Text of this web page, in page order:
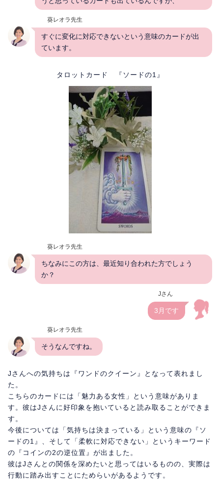
葵レオラ先生
すぐに変化に対応できないという意味のカードが出
ています。
タロットカード 『ソードの1』
葵レオラ先生
ちなみにこの方は、最近知り合われた方でしょう
か？
Jさん
3月です
葵レオラ先生
そうなんですね。
Jさんへの気持ちは『ワンドのクイーン』となって表れまし
た。
こちらのカードには「魅力ある女性」という意味がありま
す。彼はJさんに好印象を抱いていると読み取ることができま
す。
今後については「気持ちは決まっている」という意味の『ソ
ードの1』、そして「柔軟に対応できない」というキーワード
の『コインの2の逆位置』が出ました。
彼はJさんとの関係を深めたいと思ってはいるものの、実際は
行動に踏み出すことにためらいがあるようです。